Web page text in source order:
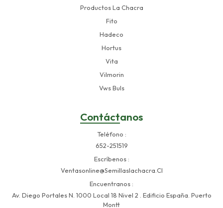
Productos La Chacra
Fito
Hadeco
Hortus
Vita
Vilmorin
Vws Buls
Contáctanos
Teléfono
652-251519
Escríbenos
Ventasonline@semillaslachacra.cl
Encuentranos
Av. Diego Portales N. 1000 Local 18 Nivel 2 . Edificio España. Puerto
Montt